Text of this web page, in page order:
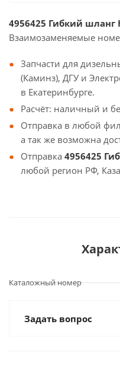
4956425 Гибкий шланг
Взаимозаменяемые
Запчасти для
(Каминз), ДГУ и
в Екатеринбурге.
Расчёт: наличный и
Отправка в любой
а так же возможна
Отправка 4956425
любой регион РФ,
Каталожный номер
Задать вопрос